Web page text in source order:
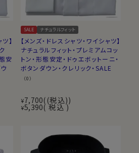
】
安
SALE ナチュラルフィット
【メンズ・ドレスシャツ・ワイシャツ】
ナチュラルフィット・プレミアムコッ
トン・形態安定・ドゥエボットーニ・
ボタンダウン・クレリック・SALE
（0）
¥7,700 (税込)
¥5,390 税込